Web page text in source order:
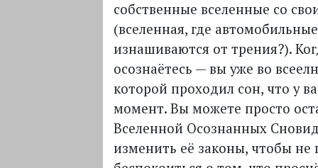
собственные вселенные со
(вселенная, где
изнашиваются от трения?).
осознаётесь — вы уже во
которой проходил сон, что у
момент. Вы можете просто
Вселенной Осознанных
изменить её законы, чтобы не